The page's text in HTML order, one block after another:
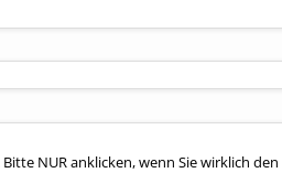
NUR anklicken, wenn Sie wirklich den